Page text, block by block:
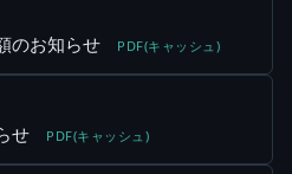
のお知らせ PDF(キャッシュ)
せ PDF(キャッシュ)